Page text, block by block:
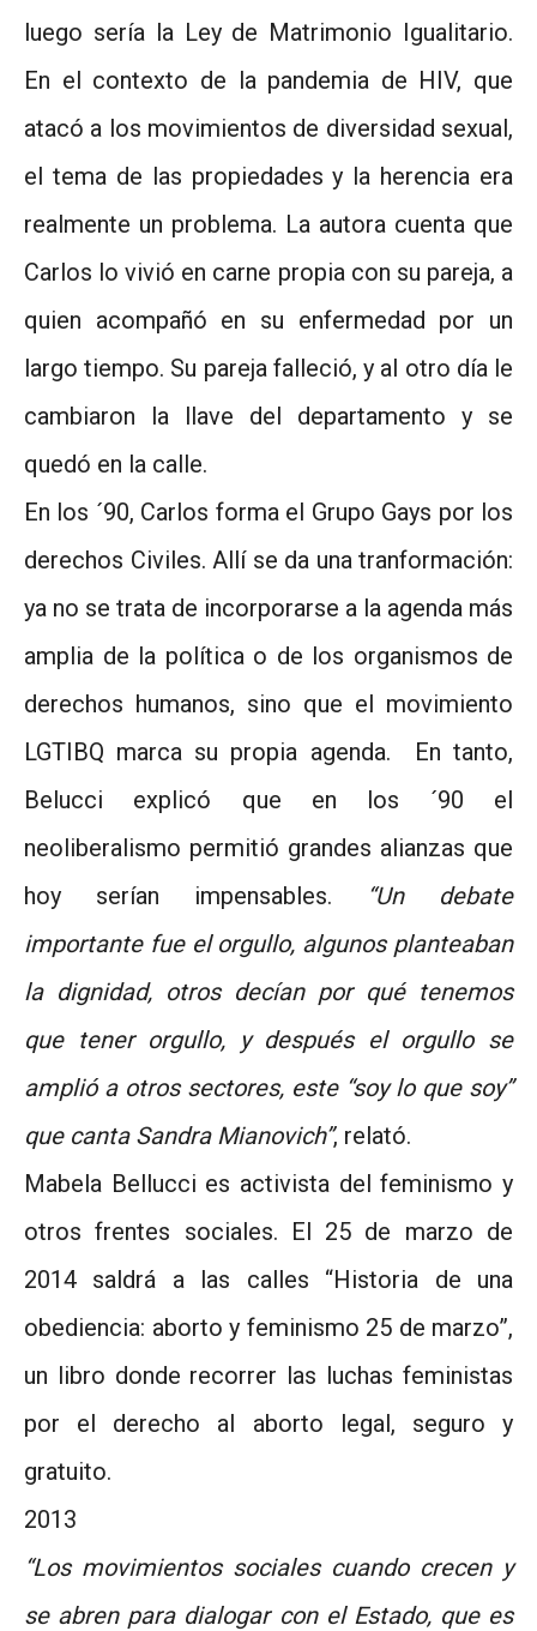
luego sería la Ley de Matrimonio Igualitario.
En el contexto de la pandemia de HIV, que
atacó a los movimientos de diversidad sexual,
el tema de las propiedades y la herencia era
realmente un problema. La autora cuenta que
Carlos lo vivió en carne propia con su pareja, a
quien acompañó en su enfermedad por un
largo tiempo. Su pareja falleció, y al otro día le
cambiaron la llave del departamento y se
quedó en la calle.
En los ´90, Carlos forma el Grupo Gays por los
derechos Civiles. Allí se da una tranformación:
ya no se trata de incorporarse a la agenda más
amplia de la política o de los organismos de
derechos humanos, sino que el movimiento
LGTIBQ marca su propia agenda. En tanto,
Belucci explicó que en los ´90 el
neoliberalismo permitió grandes alianzas que
hoy serían impensables.
“Un debate
importante fue el orgullo, algunos planteaban
la dignidad, otros decían por qué tenemos
que tener orgullo, y después el orgullo se
amplió a otros sectores, este “soy lo que soy”
que canta Sandra Mianovich”, relató.
Mabela Bellucci es activista del feminismo y
otros frentes sociales. El 25 de marzo de
2014 saldrá a las calles “Historia de una
obediencia: aborto y feminismo 25 de marzo”,
un libro donde recorrer las luchas feministas
por el derecho al aborto legal, seguro y
gratuito.
2013
“Los movimientos sociales cuando crecen y
se abren para dialogar con el Estado, que es